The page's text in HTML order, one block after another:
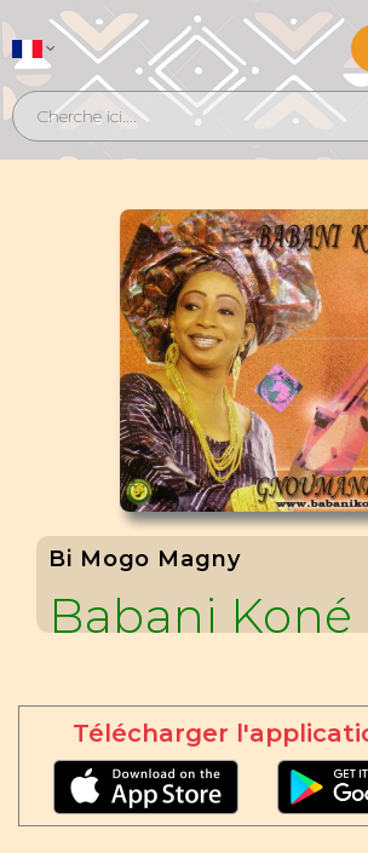
Bi Mogo Magny
Babani Koné
Télécharger